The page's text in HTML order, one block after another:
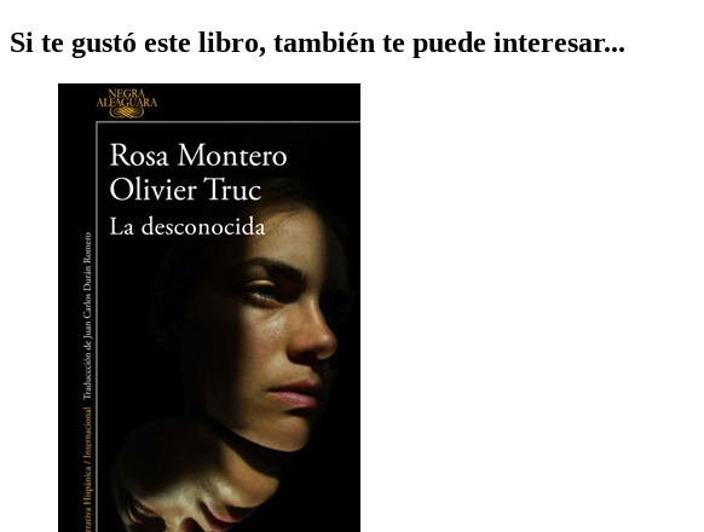
Si te gustó este libro, también te puede interesar...